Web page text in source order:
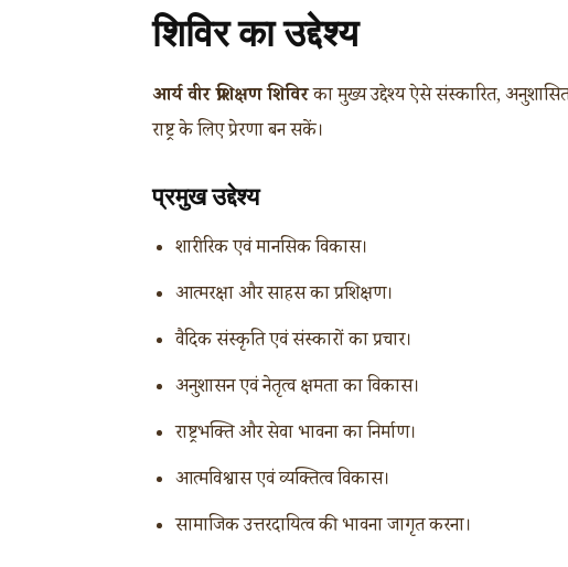
शिविर का उद्देश्य
आर्य वीर प्रशिक्षण शिविरका मुख्य उद्देश्य ऐसे संस्कारित,
राष्ट्र के लिए प्रेरणा बन सकें।
प्रमुख उद्देश्य
शारीरिक एवं मानसिक विकास।
आत्मरक्षा और साहस का प्रशिक्षण।
वैदिक संस्कृति एवं संस्कारों का प्रचार।
अनुशासन एवं नेतृत्व क्षमता का विकास।
राष्ट्रभक्ति और सेवा भावना का निर्माण।
आत्मविश्वास एवं व्यक्तित्व विकास।
सामाजिक उत्तरदायित्व की भावना जागृत करना।